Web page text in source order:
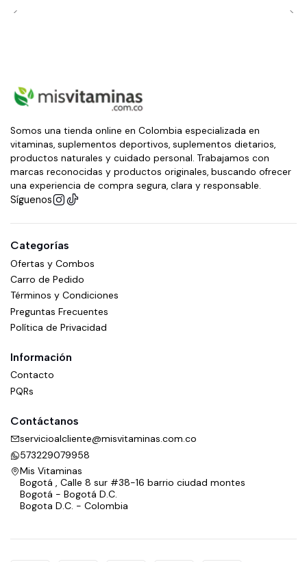
Somos una tienda online en Colombia especializada en
vitaminas, suplementos deportivos, suplementos dietarios,
productos naturales y cuidado personal. Trabajamos con
marcas reconocidas y productos originales, buscando ofrecer
una experiencia de compra segura, clara y responsable.
Síguenos
Categorías
Ofertas y Combos
Carro de Pedido
Términos y Condiciones
Preguntas Frecuentes
Política de Privacidad
Información
Contacto
PQRs
Contáctanos
servicioalcliente@misvitaminas.com.co
573229079958
Mis Vitaminas
Bogotá , Calle 8 sur #38-16 barrio ciudad montes
Bogotá - Bogotá D.C.
Bogota D.C. - Colombia